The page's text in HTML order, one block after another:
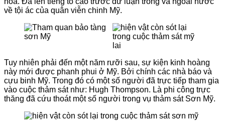
về tội ác của quân viễn chinh Mỹ.
Tuy nhiên phải đến một năm rưỡi sau, sự kiện kinh hoàng
này mới được phanh phui ở Mỹ. Bởi chính các nhà báo và
cựu binh Mỹ. Trong đó có một số người đã trực tiếp tham gia
vào cuộc thảm sát như: Hugh Thompson. Là phi công trực
thăng đã cứu thoát một số người trong vụ thảm sát Sơn Mỹ.